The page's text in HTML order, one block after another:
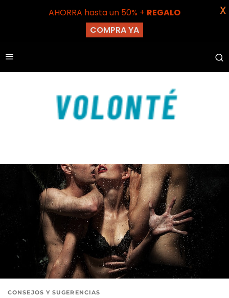
CONSEJOS Y SUGERENCIAS
AHORRA hasta un 50% + REGALO
COMPRA YA
X